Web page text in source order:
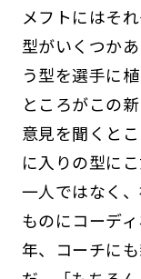
メフトにはそ
型がいくつか
う型を選手に
ところがこの
意見を聞くと
に入りの型に
一人ではなく
ものにコーデ
年、コーチに